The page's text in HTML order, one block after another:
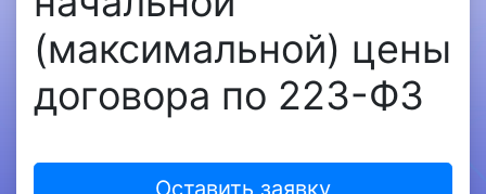
(максимальной) цены
договора по 223-ФЗ
Оставить заявку